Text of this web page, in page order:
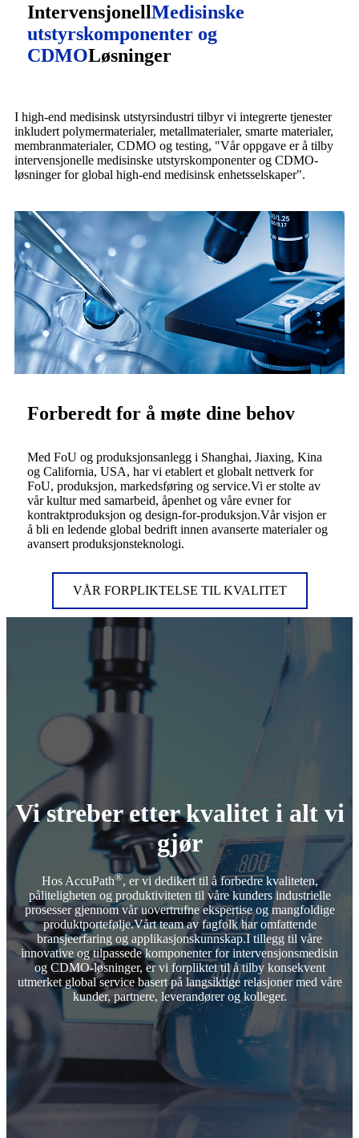
IntervensjonellMedisinske
utstyrskomponenter og
CDMOLøsninger
I high-end medisinsk utstyrsindustri tilbyr vi integrerte tjenester
inkludert polymermaterialer, metallmaterialer, smarte materialer,
membranmaterialer, CDMO og testing, "Vår oppgave er å tilby
intervensjonelle medisinske utstyrskomponenter og CDMO-
løsninger for global high-end medisinsk enhetsselskaper".
Forberedt for å møte dine behov
Med FoU og produksjonsanlegg i Shanghai, Jiaxing, Kina
og California, USA, har vi etablert et globalt nettverk for
FoU, produksjon, markedsføring og service.Vi er stolte av
vår kultur med samarbeid, åpenhet og våre evner for
kontraktproduksjon og design-for-produksjon.Vår visjon er
å bli en ledende global bedrift innen avanserte materialer og
avansert produksjonsteknologi.
VÅR FORPLIKTELSE TIL KVALITET
Vi streber etter kvalitet i alt vi
gjør
Hos AccuPath®, er vi dedikert til å forbedre kvaliteten,
påliteligheten og produktiviteten til våre kunders industrielle
prosesser gjennom vår uovertrufne ekspertise og mangfoldige
produktportefølje.Vårt team av fagfolk har omfattende
bransjeerfaring og applikasjonskunnskap.I tillegg til våre
innovative og tilpassede komponenter for intervensjonsmedisin
og CDMO-løsninger, er vi forpliktet til å tilby konsekvent
utmerket global service basert på langsiktige relasjoner med våre
kunder, partnere, leverandører og kolleger.